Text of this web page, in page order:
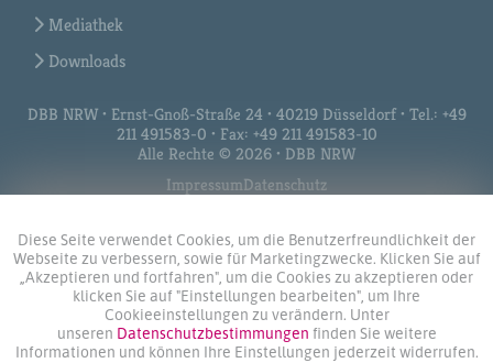
Diese Seite verwendet Cookies, um die Benutzerfreundlichkeit der
Webseite zu verbessern, sowie für Marketingzwecke. Klicken Sie auf
„Akzeptieren und fortfahren", um die Cookies zu akzeptieren oder
klicken Sie auf "Einstellungen bearbeiten", um Ihre
Cookieeinstellungen zu verändern. Unter
unseren Datenschutzbestimmungen finden Sie weitere
Informationen und können Ihre Einstellungen jederzeit widerrufen.
Mediathek
Downloads
DBB NRW • Ernst-Gnoß-Straße 24 • 40219 Düsseldorf • Tel.: +49
211 491583-0 • Fax: +49 211 491583-10
Alle Rechte © 2026 • DBB NRW
ImpressumDatenschutz